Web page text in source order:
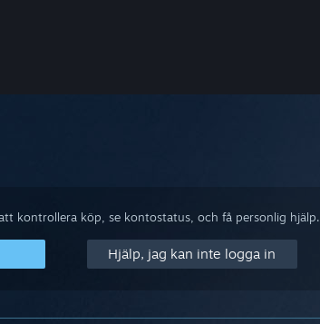
kontrollera köp, se kontostatus, och få personlig hjälp.
Hjälp, jag kan inte logga in